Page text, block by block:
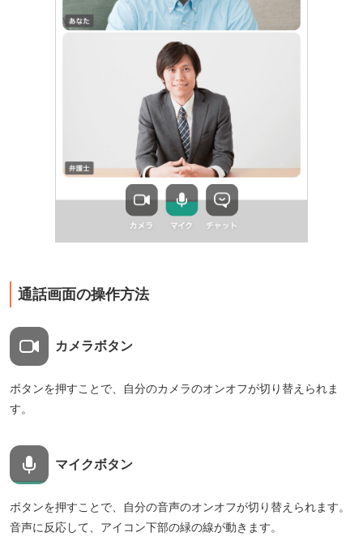
通話画面の操作方法
カメラボタン
ボタンを押すことで、自分のカメラのオンオフが切り替えられま
す。
マイクボタン
ボタンを押すことで、自分の音声のオンオフが切り替えられます。
音声に反応して、アイコン下部の緑の線が動きます。